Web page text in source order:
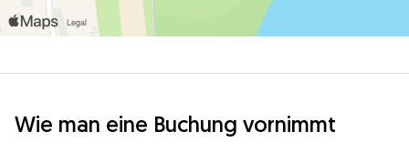
Wie man eine Buchung vornimmt